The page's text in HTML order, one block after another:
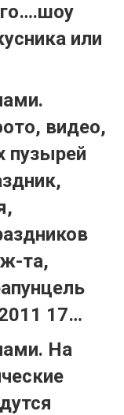
или
видео,
та,
17…
На